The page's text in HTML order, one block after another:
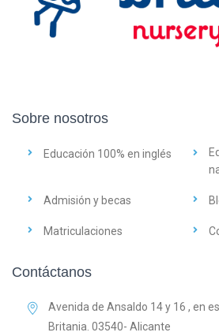
Sobre nosotros
Educación 100% en inglés
Admisión y becas
Matriculaciones
Contáctanos
Avenida de Ansaldo 14 y 16 , en
Britania. 03540- Alicante